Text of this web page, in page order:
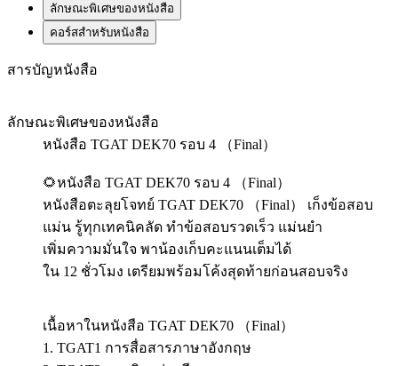
ลักษณะพิเศษของหนังสือ
คอร์สสำหรับหนังสือ
สารบัญหนังสือ
ลักษณะพิเศษของหนังสือ
หนังสือ TGAT DEK70 รอบ 4 （Final）
🌻หนังสือ TGAT DEK70 รอบ 4 （Final）
หนังสือตะลุยโจทย์ TGAT DEK70 （Final） เก็งข้อสอบ
แม่น รู้ทุกเทคนิคลัด ทำข้อสอบรวดเร็ว แม่นยำ
เพิ่มความมั่นใจ พาน้องเก็บคะแนนเต็มได้
ใน 12 ชั่วโมง เตรียมพร้อมโค้งสุดท้ายก่อนสอบจริง​
เนื้อหาในหนังสือ TGAT DEK70 （Final）
1. TGAT1 การสื่อสารภาษาอังกฤษ